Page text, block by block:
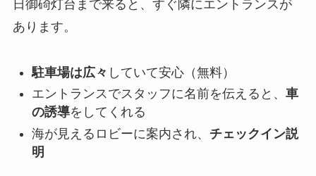
日御碕灯台まで来ると、すぐ隣にエントランスが
あります。
駐車場は広々 していて安心（無料）
エントランスでスタッフに名前を伝えると、 車
の誘導をしてくれる
海が見えるロビーに案内され、 チェックイン説
明